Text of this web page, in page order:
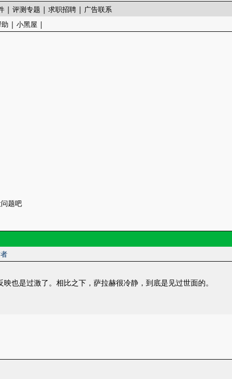
|评测专题 |求职招聘 | 广告联系
|小黑屋 |
题吧
也是过激了。相比之下，萨拉赫很冷静，到底是见过世面的。